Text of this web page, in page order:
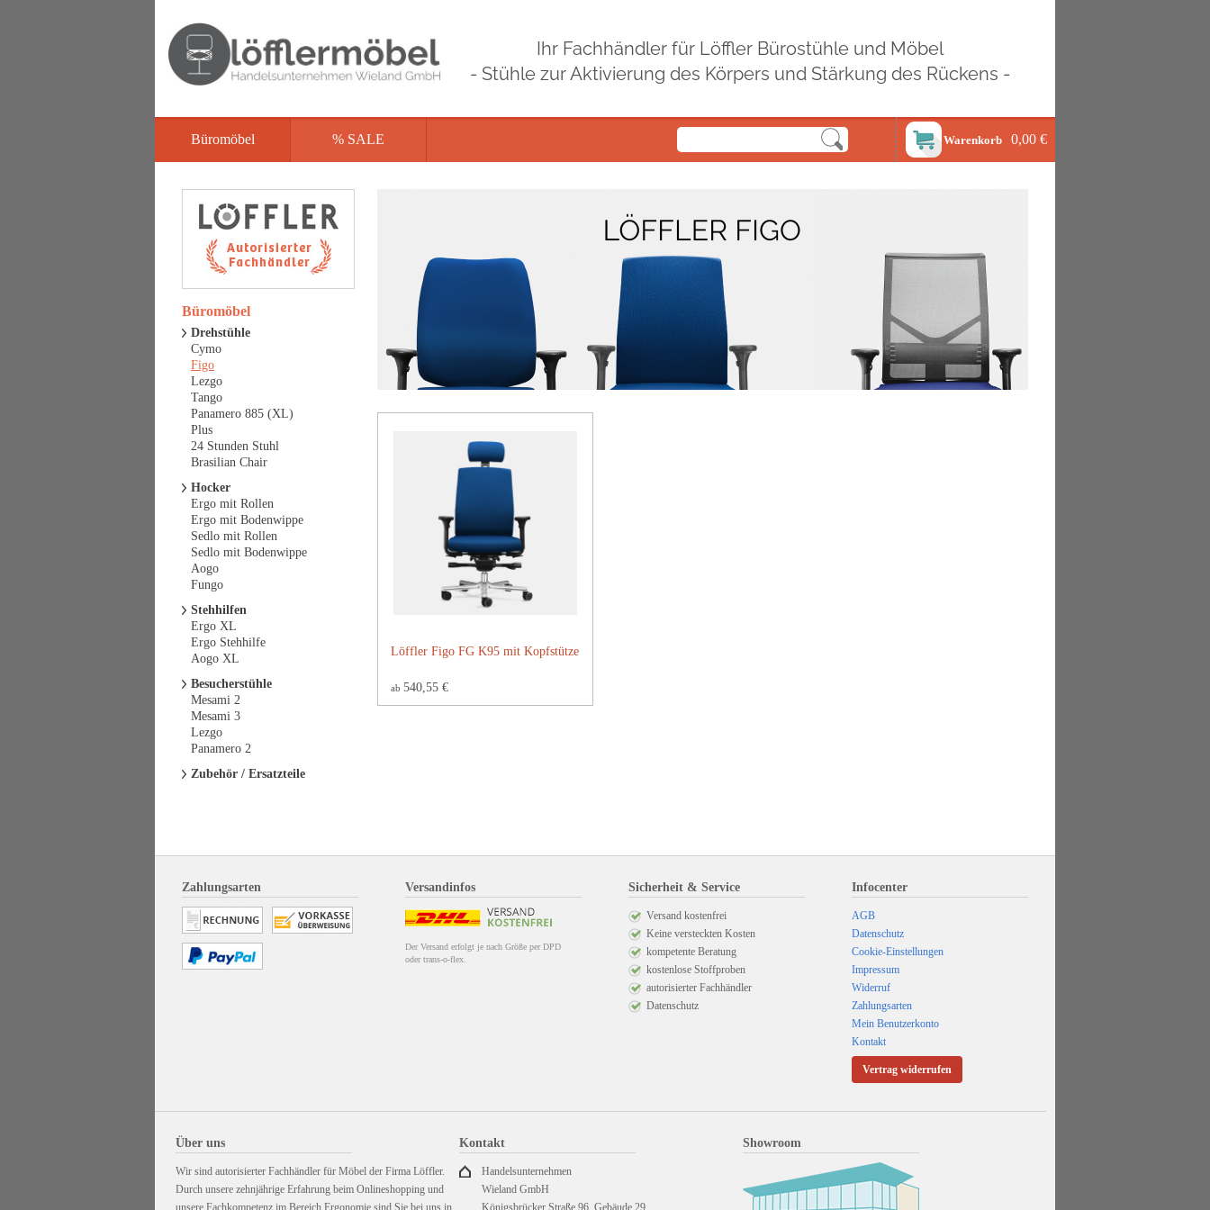
Ihr Fachhändler für Löffler Bürostühle und Möbel
- Stühle zur Aktivierung des Körpers und Stärkung des Rückens -
Büromöbel % SALE Warenkorb 0,00 €
Löffler Figo FG K95 mit Kopfstütze
ab 540,55 €
Büromöbel
Drehstühle
Cymo
Figo
Lezgo
Tango
Panamero 885 (XL)
Plus
24 Stunden Stuhl
Brasilian Chair
Hocker
Ergo mit Rollen
Ergo mit Bodenwippe
Sedlo mit Rollen
Sedlo mit Bodenwippe
Aogo
Fungo
Stehhilfen
Ergo XL
Ergo Stehhilfe
Aogo XL
Besucherstühle
Mesami 2
Mesami 3
Lezgo
Panamero 2
Zubehör / Ersatzteile
Zahlungsarten Versandinfos
Der Versand erfolgt je nach Größe per DPD
oder trans-o-flex.
Sicherheit & Service
Versand kostenfrei
Keine versteckten Kosten
kompetente Beratung
kostenlose Stoffproben
autorisierter Fachhändler
Datenschutz
Infocenter
AGB
Datenschutz
Cookie-Einstellungen
Impressum
Widerruf
Zahlungsarten
Mein Benutzerkonto
Kontakt
Vertrag widerrufen
Über uns
Wir sind autorisierter Fachhändler für Möbel der Firma Löffler.
Durch unsere zehnjährige Erfahrung beim Onlineshopping und
unsere Fachkompetenz im Bereich Ergonomie sind Sie bei uns in
Kontakt
Handelsunternehmen
Wieland GmbH
Königsbrücker Straße 96, Gebäude 29
Showroom